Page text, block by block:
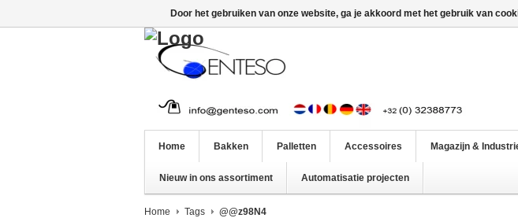
Home Bakken Palletten Accessoires Magazijn &
Nieuw in ons assortiment Automatisatie projecten
Home Tags @@z98N4
Door het gebruiken van onze website, ga je akkoord met het gebruik van